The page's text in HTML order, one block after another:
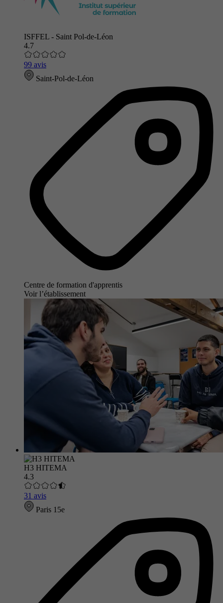
ISFFEL - Saint Pol-de-Léon
4.7
99 avis
Saint-Pol-de-Léon
Centre de formation d'apprentis
Voir l’établissement
H3 HITEMA
4.3
31 avis
Paris 15e